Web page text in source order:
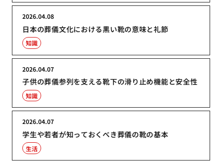
日本の葬儀文化における黒い靴の意味と礼節
2026.04.08
知識
子供の葬儀参列を支える靴下の滑り止め機能と安全性
2026.04.07
知識
学生や若者が知っておくべき葬儀の靴の基本
2026.04.07
生活